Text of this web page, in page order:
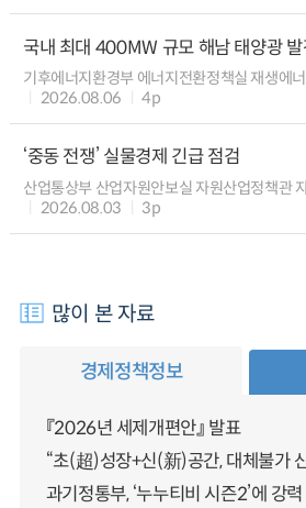
국내 최대 400MW 규모 해남 태양광
기후에너지환경부 에너지전환정책실 재생에
2026.08.06
4p
‘중동 전쟁’ 실물경제 긴급 점검
산업통상부 산업자원안보실 자원산업정책관
2026.08.03
3p
많이 본 자료
경제정책정보
『2026년 세제개편안』 발표
“초(超)성장+신(新)공간, 대체불가
과기정통부, ‘누누티비 시즌2’에 강